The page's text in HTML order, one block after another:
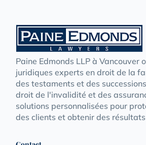
Paine Edmonds LLP à Vancouver
juridiques experts en droit de la
des testaments et des
droit de l'invalidité et des
solutions personnalisées pour
des clients et obtenir des